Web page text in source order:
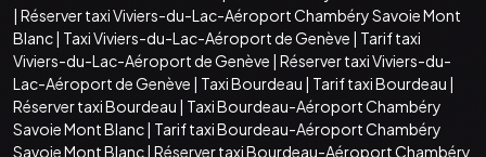
| Réserver taxi Viviers-du-Lac-Aéroport Chambéry Savoie Mont
Blanc| Taxi Viviers-du-Lac-Aéroport de Genève | Tarif taxi
Viviers-du-Lac-Aéroport de Genève | Réserver taxi Viviers-du-
Lac-Aéroport de Genève | Taxi Bourdeau | Tarif taxi Bourdeau |
Réserver taxi Bourdeau | Taxi Bourdeau-Aéroport Chambéry
Savoie Mont Blanc| Tarif taxi Bourdeau-Aéroport Chambéry
Savoie Mont Blanc| Réserver taxi Bourdeau-Aéroport Chambéry